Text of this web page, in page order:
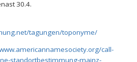
30.4.
tagungen/toponyme/
call-
standortbestimmung-mainz-